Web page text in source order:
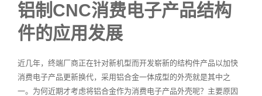
铝制CNC消费电子产品结构
件的应用发展
近几年，终端厂商正在针对新机型而开发崭新的结构件产品以加快
消费电子产品更新换代，采用铝合金一体成型的外壳就是其中之
一。为何近期才考虑将铝合金作为消费电子产品外壳呢？主要原因